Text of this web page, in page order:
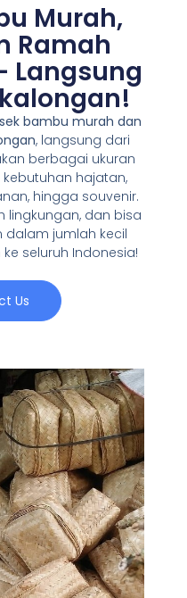
Murah,
Ramah
Langsung
bambu murah dan
, langsung dari
berbagai ukuran
hajatan,
hingga souvenir.
lingkungan, dan bisa
jumlah kecil
seluruh Indonesia!
Us